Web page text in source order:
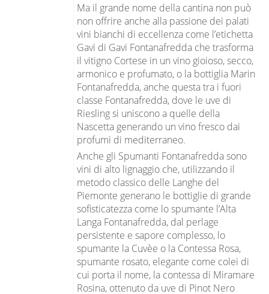
Ma il grande nome della cantina non può
non offrire anche alla passione dei palati
vini bianchi di eccellenza come l’etichetta
Gavi di Gavi Fontanafredda che trasforma
il vitigno Cortese in un vino gioioso, secco,
armonico e profumato, o la bottiglia Marin
Fontanafredda, anche questa tra i fuori
classe Fontanafredda, dove le uve di
Riesling si uniscono a quelle della
Nascetta generando un vino fresco dai
profumi di mediterraneo.
Anche gli Spumanti Fontanafredda sono
vini di alto lignaggio che, utilizzando il
metodo classico delle Langhe del
Piemonte generano le bottiglie di grande
sofisticatezza come lo spumante l’Alta
Langa Fontanafredda, dal perlage
persistente e sapore complesso, lo
spumante la Cuvèe o la Contessa Rosa,
spumante rosato, elegante come colei di
cui porta il nome, la contessa di Miramare
Rosina, ottenuto da uve di Pinot Nero